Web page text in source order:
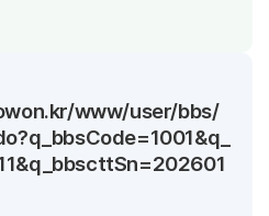
www/user/bbs/